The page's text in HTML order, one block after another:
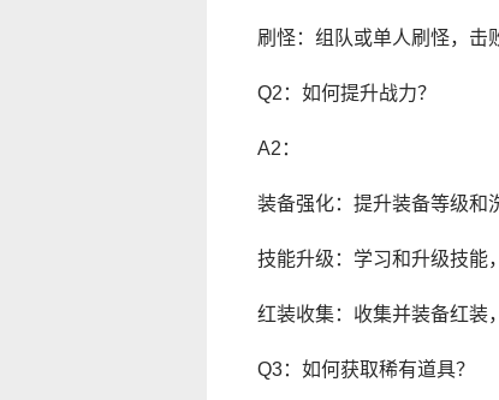
刷怪：组队或单人刷怪，击
Q2：如何提升战力？
A2：
装备强化：提升装备等级和
技能升级：学习和升级技能
红装收集：收集并装备红装
Q3：如何获取稀有道具？